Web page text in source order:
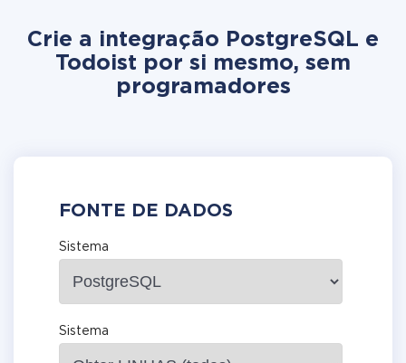
Crie a integração PostgreSQL e
Todoist por si mesmo, sem
programadores
FONTE DE DADOS
Sistema
Sistema